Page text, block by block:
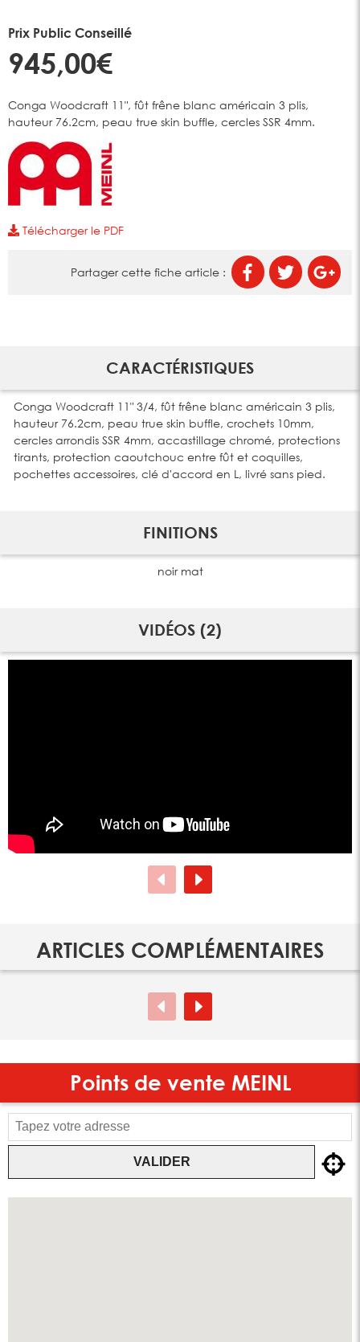
Prix Public Conseillé
945,00€
Conga Woodcraft 11", fût frêne blanc américain 3 plis,
hauteur 76.2cm, peau true skin buffle, cercles SSR 4mm.
Télécharger le PDF
Partager cette fiche article :
CARACTÉRISTIQUES
Conga Woodcraft 11" 3/4, fût frêne blanc américain 3 plis,
hauteur 76.2cm, peau true skin buffle, crochets 10mm,
cercles arrondis SSR 4mm, accastillage chromé, protections
tirants, protection caoutchouc entre fût et coquilles,
pochettes accessoires, clé d'accord en L, livré sans pied.
FINITIONS
noir mat
VIDÉOS (2)
ARTICLES COMPLÉMENTAIRES
Points de vente MEINL
VALIDER